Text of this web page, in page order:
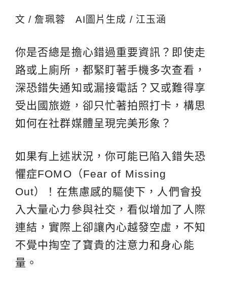
文 / 詹珮蓉 AI圖片生成 / 江玉涵
你是否總是擔心錯過重要資訊？即使走
路或上廁所，都緊盯著手機多次查看，
深恐錯失通知或漏接電話？又或難得享
受出國旅遊，卻只忙著拍照打卡，構思
如何在社群媒體呈現完美形象？
如果有上述狀況，你可能已陷入錯失恐
懼症FOMO（Fear of Missing
Out）！在焦慮感的驅使下，人們會投
入大量心力參與社交，看似增加了人際
連結，實際上卻讓內心越發空虛，不知
不覺中掏空了寶貴的注意力和身心能
量。